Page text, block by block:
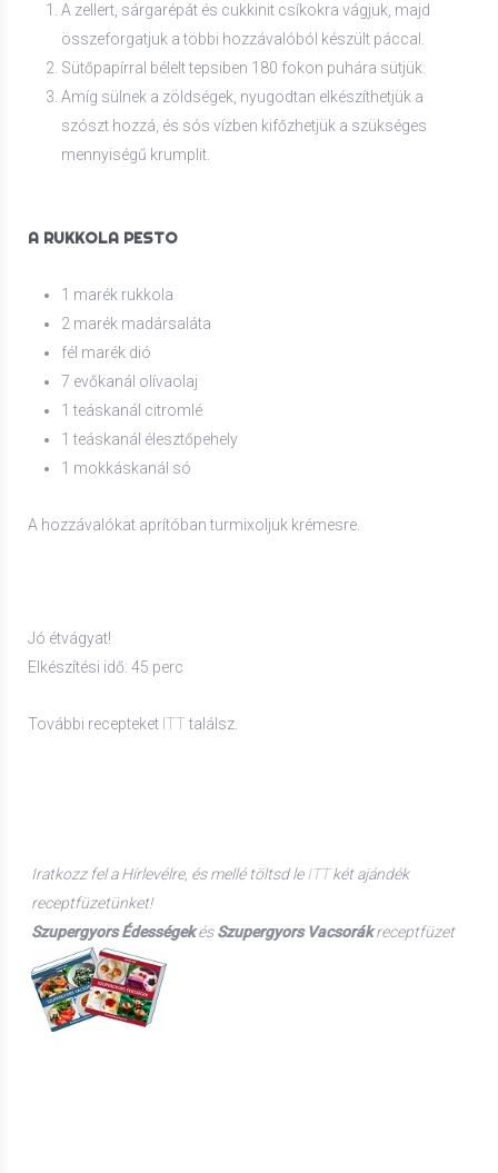
A zellert, sárgarépát és cukkinit csíkokra vágjuk, majd
összeforgatjuk a többi hozzávalóból készült páccal.
Sütőpapírral bélelt tepsiben 180 fokon puhára sütjük.
Amíg sülnek a zöldségek, nyugodtan elkészíthetjük a
szószt hozzá, és sós vízben kifőzhetjük a szükséges
mennyiségű krumplit.
A RUKKOLA PESTO
1 marék rukkola
2 marék madársaláta
fél marék dió
7 evőkanál olívaolaj
1 teáskanál citromlé
1 teáskanál élesztőpehely
1 mokkáskanál só
A hozzávalókat aprítóban turmixoljuk krémesre.
Jó étvágyat!
Elkészítési idő: 45 perc
További recepteket ITT találsz.
Iratkozz fel a Hírlevélre, és mellé töltsd leITTkét ajándék
receptfüzetünket!
Szupergyors ÉdességekésSzupergyors Vacsorákreceptfüzet